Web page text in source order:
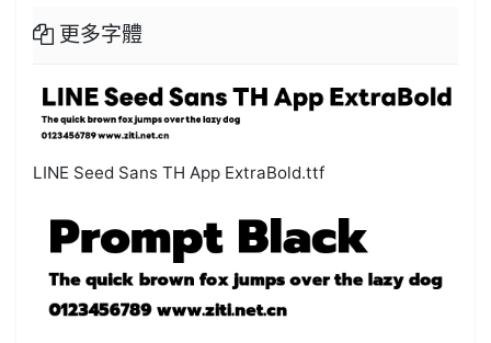
更多字體
LINE Seed Sans TH App ExtraBold.ttf